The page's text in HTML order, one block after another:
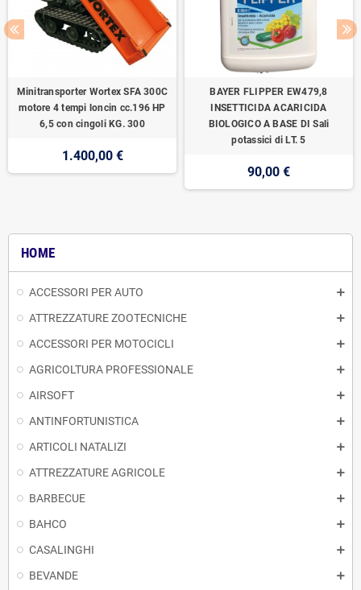
HOME
ACCESSORI PER AUTO
ATTREZZATURE ZOOTECNICHE
ACCESSORI PER MOTOCICLI
AGRICOLTURA PROFESSIONALE
AIRSOFT
ANTINFORTUNISTICA
ARTICOLI NATALIZI
ATTREZZATURE AGRICOLE
BARBECUE
BAHCO
CASALINGHI
BEVANDE
Minitransporter Wortex SFA 300C
motore 4 tempi loncin cc.196 HP
6,5 con cingoli KG. 300
1.400,00 €
BAYER FLIPPER EW479,8
INSETTICIDA ACARICIDA
BIOLOGICO A BASE DI Sali
potassici di LT. 5
90,00 €